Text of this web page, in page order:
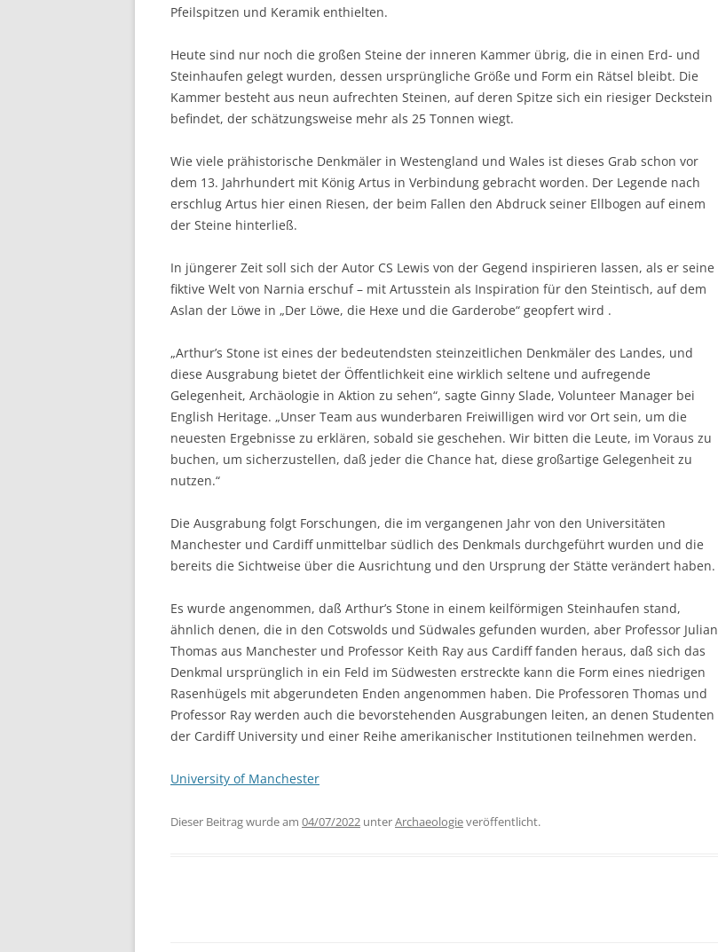
Pfeilspitzen und Keramik enthielten.
Heute sind nur noch die großen Steine ​​der inneren Kammer übrig, die in einen Erd- und
Steinhaufen gelegt wurden, dessen ursprüngliche Größe und Form ein Rätsel bleibt. Die
Kammer besteht aus neun aufrechten Steinen, auf deren Spitze sich ein riesiger Deckstein
befindet, der schätzungsweise mehr als 25 Tonnen wiegt.
Wie viele prähistorische Denkmäler in Westengland und Wales ist dieses Grab schon vor
dem 13. Jahrhundert mit König Artus in Verbindung gebracht worden. Der Legende nach
erschlug Artus hier einen Riesen, der beim Fallen den Abdruck seiner Ellbogen auf einem
der Steine ​​hinterließ.
In jüngerer Zeit soll sich der Autor CS Lewis von der Gegend inspirieren lassen, als er seine
fiktive Welt von Narnia erschuf – mit Artusstein als Inspiration für den Steintisch, auf dem
Aslan der Löwe in „Der Löwe, die Hexe und die Garderobe“ geopfert wird .
„Arthur’s Stone ist eines der bedeutendsten steinzeitlichen Denkmäler des Landes, und
diese Ausgrabung bietet der Öffentlichkeit eine wirklich seltene und aufregende
Gelegenheit, Archäologie in Aktion zu sehen“, sagte Ginny Slade, Volunteer Manager bei
English Heritage. „Unser Team aus wunderbaren Freiwilligen wird vor Ort sein, um die
neuesten Ergebnisse zu erklären, sobald sie geschehen. Wir bitten die Leute, im Voraus zu
buchen, um sicherzustellen, daß jeder die Chance hat, diese großartige Gelegenheit zu
nutzen.“
Die Ausgrabung folgt Forschungen, die im vergangenen Jahr von den Universitäten
Manchester und Cardiff unmittelbar südlich des Denkmals durchgeführt wurden und die
bereits die Sichtweise über die Ausrichtung und den Ursprung der Stätte verändert haben.
Es wurde angenommen, daß Arthur’s Stone in einem keilförmigen Steinhaufen stand,
ähnlich denen, die in den Cotswolds und Südwales gefunden wurden, aber Professor Julian
Thomas aus Manchester und Professor Keith Ray aus Cardiff fanden heraus, daß sich das
Denkmal ursprünglich in ein Feld im Südwesten erstreckte kann die Form eines niedrigen
Rasenhügels mit abgerundeten Enden angenommen haben. Die Professoren Thomas und
Professor Ray werden auch die bevorstehenden Ausgrabungen leiten, an denen Studenten
der Cardiff University und einer Reihe amerikanischer Institutionen teilnehmen werden.
University of Manchester
Dieser Beitrag wurde am 04/07/2022 unterArchaeologieveröffentlicht.